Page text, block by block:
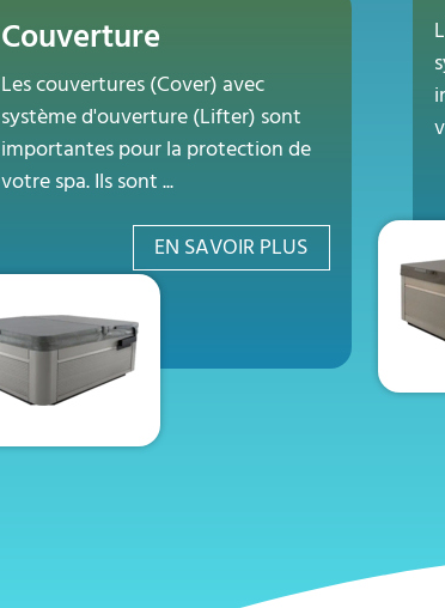
Couverture
Les couvertures (Cover) avec
système d'ouverture (Lifter) sont
importantes pour la protection de
votre spa. Ils sont ...
EN SAVOIR PLUS